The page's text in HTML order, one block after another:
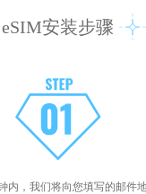
eSIM安装步骤
内，我们将向您填写的邮件